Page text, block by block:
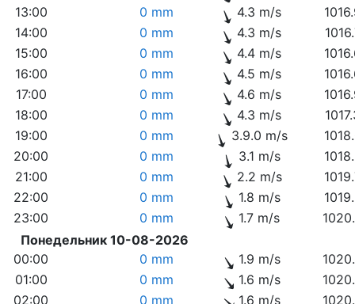
13:00
0 mm 4.3 m/s
14:00
0 mm 4.3 m/s
15:00
0 mm 4.4 m/s
16:00
0 mm 4.5 m/s
17:00
0 mm 4.6 m/s
18:00
0 mm 4.3 m/s
19:00
0 mm 3.9.0 m/s
20:00
0 mm 3.1 m/s
21:00
0 mm 2.2 m/s
22:00
0 mm 1.8 m/s
23:00
0 mm 1.7 m/s
Понедельник 10-08-2026
00:00
0 mm 1.9 m/s
01:00
0 mm 1.6 m/s
02:00
0 mm 1.6 m/s